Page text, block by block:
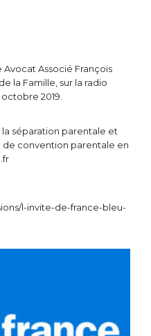
Associé François
la Famille, sur la radio
2019.
séparation parentale et
convention parentale en
l-invite-de-france-bleu-